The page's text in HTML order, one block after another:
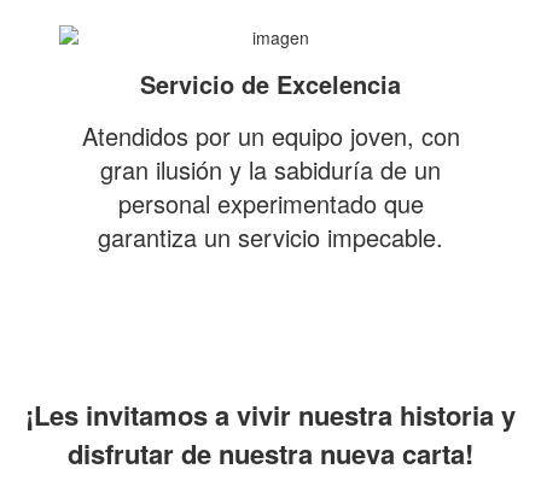
Servicio de Excelencia
Atendidos por un equipo joven, con
gran ilusión y la sabiduría de un
personal experimentado que
garantiza un servicio impecable.
¡Les invitamos a vivir nuestra historia y
disfrutar de nuestra nueva carta!